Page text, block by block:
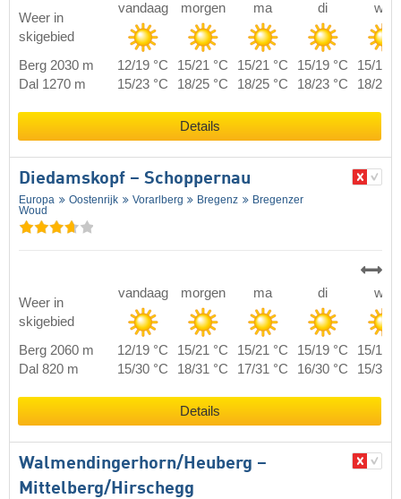
Weer in
skigebied
vandaag morgen ma di wo
Berg 2030 m 12/19 °C 15/21 °C 15/21 °C 15/19 °C
15/19
Dal 1270 m
15/23 °C 18/25 °C 18/25 °C 18/23 °C 18/23
Details
Diedamskopf – Schoppernau
Europa Oostenrijk Vorarlberg Bregenz
Bregenzer
Woud
Weer in
skigebied
vandaag morgen ma di wo
Berg 2060 m 12/19 °C 15/21 °C 15/21 °C 15/19 °C
15/19
Dal 820 m
15/30 °C 18/31 °C 17/31 °C 16/30 °C 15/30
Details
Walmendingerhorn/​Heuberg –
Mittelberg/​Hirschegg